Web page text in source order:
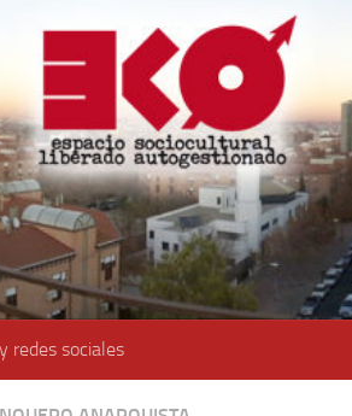
redes sociales